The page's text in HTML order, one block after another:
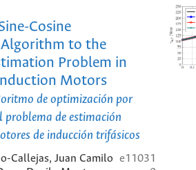
Cosine
to the
Problem in
Motors
de optimización por
problema de estimación
de inducción trifásicos
Callejas, Juan Camilo e11031